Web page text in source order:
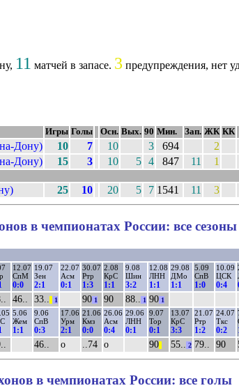
11 матчей в запасе. 3 предупреждения, нет
Игры Голы Осн. Вых. 90 Мин. Зап. ЖК КК
Дону) 10 7 10 3 694 2
Дону) 15 3 10 5 4 847 11 1
25 10 20 5 7 1541 11 3
в чемпионатах России: все сезоны
12.07
СпМ
0:0
19.07
Зен
2:1
22.07
Асм
0:1
30.07
Ртр
1:3
2.08
КрС
1:1
9.08
Шин
3:2
12.08
ЛНН
1:1
29.08
ДМо
1:1
5.09
СпВ
1:0
10.09
ЦСК
0:4
46.. 33.. 1 901 90 88.. 1 901
5.06
Жем
1:1
9.06
СпВ
0:3
17.06
Урм
2:1
21.06
Кмз
0:0
26.06
Асм
0:4
29.06
ЛНН
0:1
9.07
Тор
0:1
13.07
КрС
3:3
21.07
Ртр
1:2
24.07
Ткс
0:2
46.. о ..74 о 90|| 55.. 2 79.. 90
в чемпионатах России: все голы